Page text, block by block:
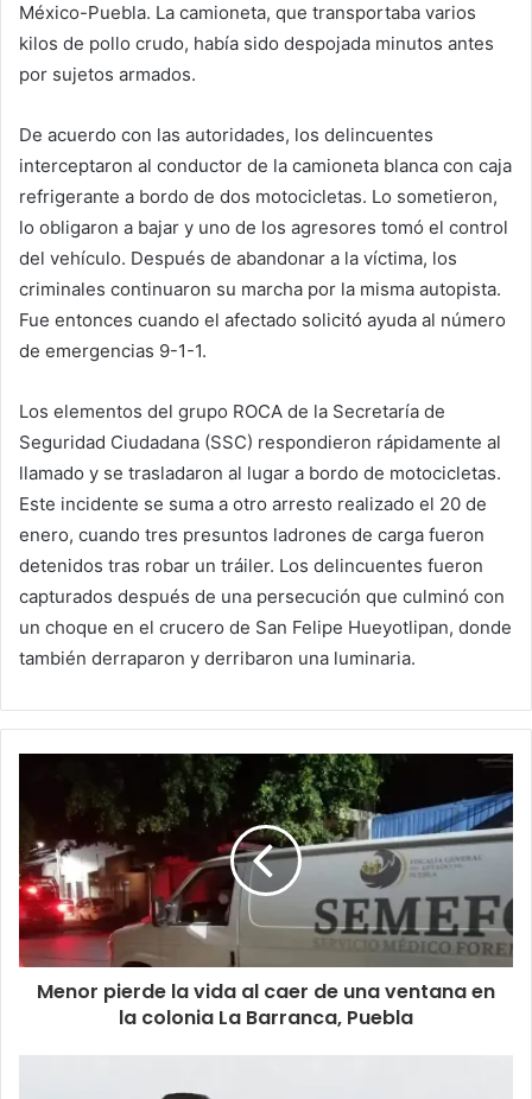
México-Puebla. La camioneta, que transportaba varios
kilos de pollo crudo, había sido despojada minutos antes
por sujetos armados.
De acuerdo con las autoridades, los delincuentes
interceptaron al conductor de la camioneta blanca con caja
refrigerante a bordo de dos motocicletas. Lo sometieron,
lo obligaron a bajar y uno de los agresores tomó el control
del vehículo. Después de abandonar a la víctima, los
criminales continuaron su marcha por la misma autopista.
Fue entonces cuando el afectado solicitó ayuda al número
de emergencias 9-1-1.
Los elementos del grupo ROCA de la Secretaría de
Seguridad Ciudadana (SSC) respondieron rápidamente al
llamado y se trasladaron al lugar a bordo de motocicletas.
Este incidente se suma a otro arresto realizado el 20 de
enero, cuando tres presuntos ladrones de carga fueron
detenidos tras robar un tráiler. Los delincuentes fueron
capturados después de una persecución que culminó con
un choque en el crucero de San Felipe Hueyotlipan, donde
también derraparon y derribaron una luminaria.
Menor pierde la vida al caer de una ventana en
la colonia La Barranca, Puebla